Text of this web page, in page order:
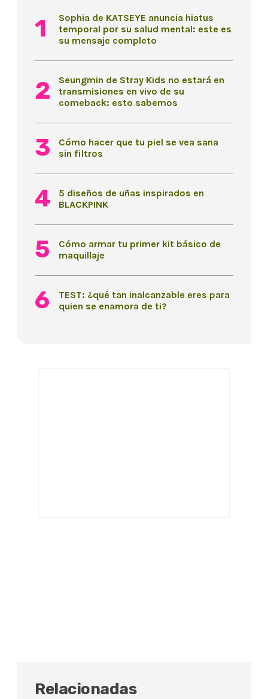
Sophia de KATSEYE anuncia hiatus
temporal por su salud mental: este es
su mensaje completo
Seungmin de Stray Kids no estará en
transmisiones en vivo de su
comeback: esto sabemos
Cómo hacer que tu piel se vea sana
sin filtros
5 diseños de uñas inspirados en
BLACKPINK
Cómo armar tu primer kit básico de
maquillaje
TEST: ¿qué tan inalcanzable eres para
quien se enamora de ti?
Relacionadas